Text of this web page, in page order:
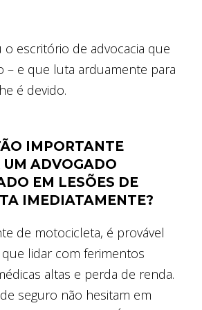
escritório de advocacia que
– e que luta arduamente para
é devido.
IMPORTANTE
UM ADVOGADO
EM LESÕES DE
IMEDIATAMENTE?
de motocicleta, é provável
lidar com ferimentos
altas e perda de renda.
seguro não hesitam em